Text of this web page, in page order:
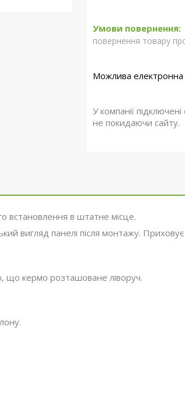
повернення товару
У компанії
не покидаючи сайту.
встановлення в штатне місце.
вигляд панелі після монтажу. Приховує
що кермо розташоване ліворуч.